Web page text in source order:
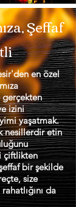
Şeffaf
en özel
gerçekten
izini
yaşatmak.
nesillerdir etin
çiftlikten
bir şekilde
size
da